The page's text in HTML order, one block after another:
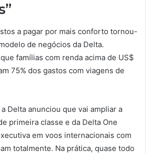
a pagar por mais conforto tornou-
de negócios da Delta.
famílias com renda acima de US$
75% dos gastos com viagens de
Delta anunciou que vai ampliar a
primeira classe e da Delta One
em voos internacionais com
totalmente. Na prática, quase todo